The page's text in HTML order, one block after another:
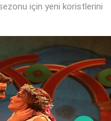
için yeni koristlerini